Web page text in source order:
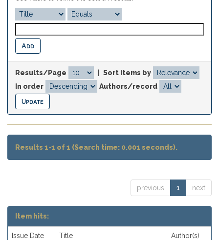
Results/Page
Sort items by
In order
Authors/record
Results 1-1 of 1 (Search time: 0.001 seconds).
previous 1 next
Item hits:
Issue Date Title Author(s)